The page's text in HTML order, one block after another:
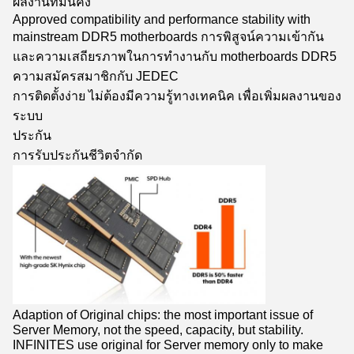
Approved compatibility and performance stability with
mainstream DDR5 motherboards การพิสูจน์ความเข้ากัน
และความเสถียรภาพในการทํางานกับ motherboards DDR5
ความสมัครสมาชิกกับ JEDEC
การติดตั้งง่าย ไม่ต้องมีความรู้ทางเทคนิค เพื่อเพิ่มผลงานของ
ระบบ
ประกัน
การรับประกันชีวิตจํากัด
Adaption of Original chips: the most important issue of
Server Memory, not the speed, capacity, but stability.
INFINITES use original for Server memory only to make